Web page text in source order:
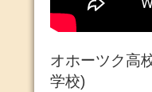
オホーツク高
学校)